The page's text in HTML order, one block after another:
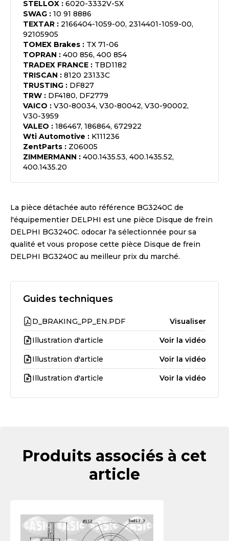
STELLOX : 6020-3332V-SX
SWAG : 10 91 8886
TEXTAR : 2166404-1059-00, 2314401-1059-00,
92105905
TOMEX Brakes : TX 71-06
TOPRAN : 400 856, 400 854
TRADEX FRANCE : TBD1182
TRISCAN : 8120 23133C
TRUSTING : DF827
TRW : DF4180, DF2779
VAICO : V30-80034, V30-80042, V30-90002,
V30-3959
VALEO : 186467, 186864, 672922
Wti Automotive : K111236
ZentParts : Z06005
ZIMMERMANN : 400.1435.53, 400.1435.52,
400.1435.20
La pièce détachée auto référence BG3240C de
l'équipementier DELPHI est une pièce Disque de frein
DELPHI BG3240C. odocar l'a sélectionnée pour sa
qualité et vous propose cette pièce Disque de frein
DELPHI BG3240C au meilleur prix du marché.
Guides techniques
D_BRAKING_PP_EN.PDF Visualiser
Illustration d'article Voir la vidéo
Illustration d'article Voir la vidéo
Illustration d'article Voir la vidéo
Produits associés à cet
article